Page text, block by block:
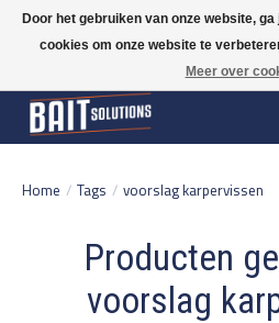
Gratis verzending vanaf 50 euro binnen NL | Op
verzonden | België vanaf 70 euro gratis verzonden
Home / Tags / voorslag karpervissen
Producten
voorslag
Door het gebruiken van onze website,
cookies om onze website te
Meer over